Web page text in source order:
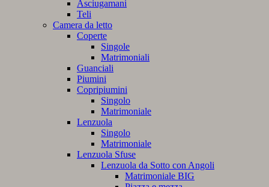
Asciugamani
Teli
Camera da letto
Coperte
Singole
Matrimoniali
Guanciali
Piumini
Copripiumini
Singolo
Matrimoniale
Lenzuola
Singolo
Matrimoniale
Lenzuola Sfuse
Lenzuola da Sotto con Angoli
Matrimoniale BIG